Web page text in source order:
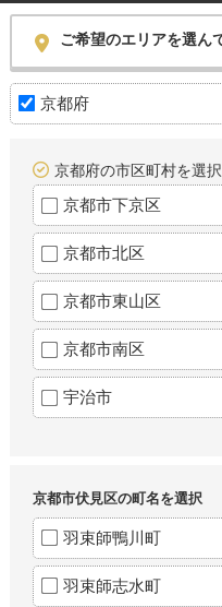
ご希望のエリアを選ん
京都府
京都府の市区町村を選択
京都市下京区
京都市北区
京都市東山区
京都市南区
宇治市
京都市伏見区の町名を選択
羽束師鴨川町
羽束師志水町